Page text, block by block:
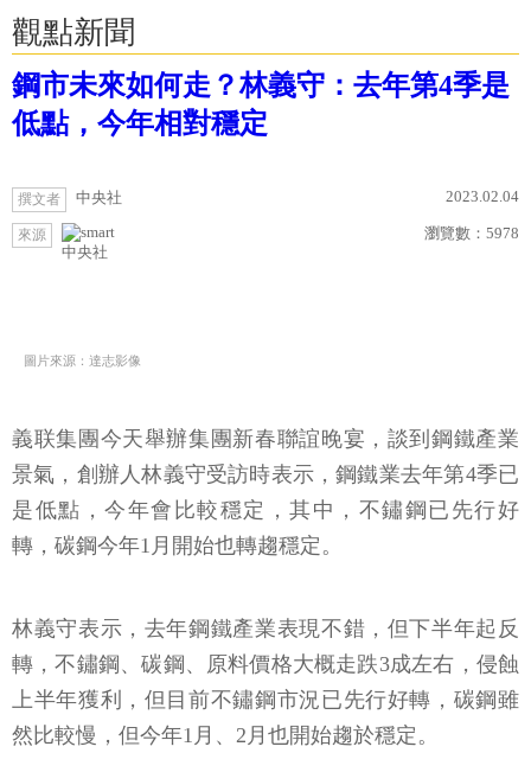
觀點新聞
鋼市未來如何走？林義守：去年第4季是
低點，今年相對穩定
撰文者 中央社 2023.02.04
來源
中央社
瀏覽數： 5978
圖片來源：達志影像
義联集團今天舉辦集團新春聯誼晚宴，談到鋼鐵產業
景氣，創辦人林義守受訪時表示，鋼鐵業去年第4季已
是低點，今年會比較穩定，其中，不鏽鋼已先行好
轉，碳鋼今年1月開始也轉趨穩定。
林義守表示，去年鋼鐵產業表現不錯，但下半年起反
轉，不鏽鋼、碳鋼、原料價格大概走跌3成左右，侵蝕
上半年獲利，但目前不鏽鋼市況已先行好轉，碳鋼雖
然比較慢，但今年1月、2月也開始趨於穩定。